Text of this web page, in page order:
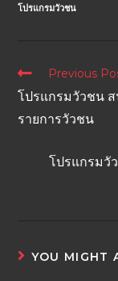
โปรแกรมวัวชน
Previous
โปรแกรมวัวชน
รายการวัวชน
โปรแกรมวั
YOU MIGHT